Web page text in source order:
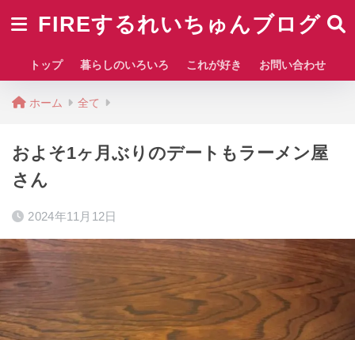
FIREするれいちゅんブログ
トップ 暮らしのいろいろ これが好き お問い合わせ
ホーム 全て
およそ1ヶ月ぶりのデートもラーメン屋
さん
2024年11月12日